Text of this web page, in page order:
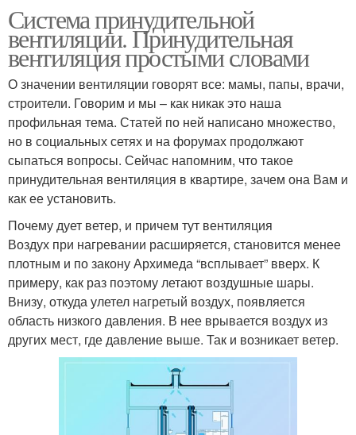
Система принудительной
вентиляции. Принудительная
вентиляция простыми словами
О значении вентиляции говорят все: мамы, папы, врачи,
строители. Говорим и мы – как никак это наша
профильная тема. Статей по ней написано множество,
но в социальных сетях и на форумах продолжают
сыпаться вопросы. Сейчас напомним, что такое
принудительная вентиляция в квартире, зачем она Вам и
как ее установить.
Почему дует ветер, и причем тут вентиляция
Воздух при нагревании расширяется, становится менее
плотным и по закону Архимеда “всплывает” вверх. К
примеру, как раз поэтому летают воздушные шары.
Внизу, откуда улетел нагретый воздух, появляется
область низкого давления. В нее врывается воздух из
других мест, где давление выше. Так и возникает ветер.